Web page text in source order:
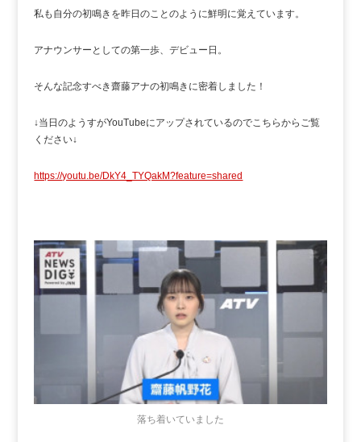
私も自分の初鳴きを昨日のことのように鮮明に覚えています。
アナウンサーとしての第一歩、デビュー日。
そんな記念すべき齋藤アナの初鳴きに密着しました！
↓当日のようすがYouTubeにアップされているのでこちらからご覧
ください↓
https://youtu.be/DkY4_TYQakM?feature=shared
落ち着いていました